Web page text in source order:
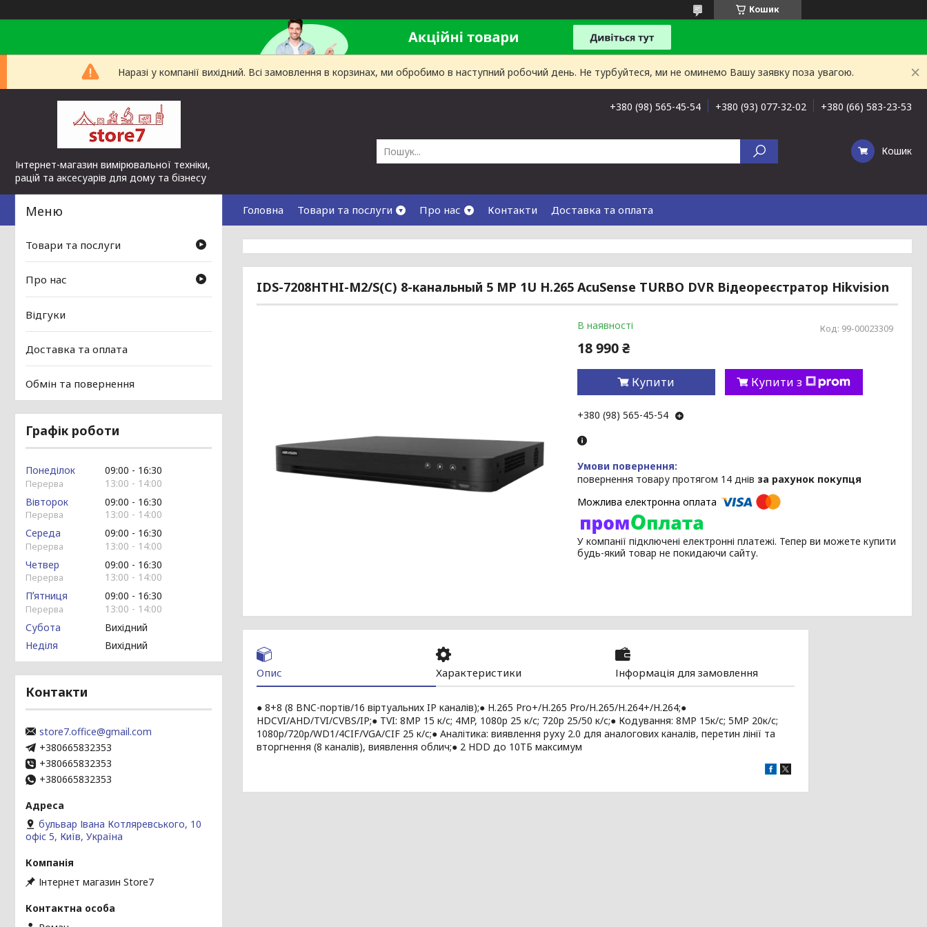
Кошик
Наразі у компанії вихідний. Всі замовлення в корзинах, ми обробимо в наступний робочий день. Не турбуйтеся, ми не оминемо Вашу заявку поза увагою.
Інтернет-магазин вимірювальної техніки,
рацій та аксесуарів для дому та бізнесу
+380 (98) 565-45-54 +380 (93) 077-32-02 +380 (66) 583-23-53
Кошик
Головна Товари та послуги Про нас Контакти Доставка та оплата
IDS-7208HTHI-M2/S(C) 8-канальный 5 MP 1U H.265 AcuSense TURBO DVR Відеореєстратор Hikvision
В наявності Код: 99-00023309
18 990 ₴
Купити Купити з
+380 (98) 565-45-54
повернення товару протягом 14 днів за рахунок покупця
У компанії підключені електронні платежі. Тепер ви можете купити
будь-який товар не покидаючи сайту.
Опис Характеристики Інформація для замовлення
● 8+8 (8 BNC-портів/16 віртуальних IP каналів);● H.265 Pro+/H.265 Pro/H.265/H.264+/H.264;●
HDCVI/AHD/TVI/CVBS/IP;● TVI: 8MP 15 к/с; 4MP, 1080p 25 к/с; 720p 25/50 к/с;● Кодування: 8MP 15к/с; 5MP 20к/с;
1080p/720p/WD1/4CIF/VGA/CIF 25 к/с;● Аналітика: виявлення руху 2.0 для аналогових каналів, перетин лінії та
вторгнення (8 каналів), виявлення облич;● 2 HDD до 10ТБ максимум
Товари та послуги
Про нас
Відгуки
Доставка та оплата
Обмін та повернення
Графік роботи
Понеділок 09:00
16:30
13:00
14:00
Вівторок
09:00
16:30
13:00
14:00
Середа
09:00
16:30
13:00
14:00
Четвер
09:00
16:30
13:00
14:00
Пʼятниця
09:00
16:30
13:00
14:00
Субота
Вихідний
Неділя
Вихідний
Контакти
store7.office@gmail.com
+380665832353
+380665832353
+380665832353
бульвар Івана Котляревського, 10
офіс 5, Київ, Україна
Інтернет магазин Store7